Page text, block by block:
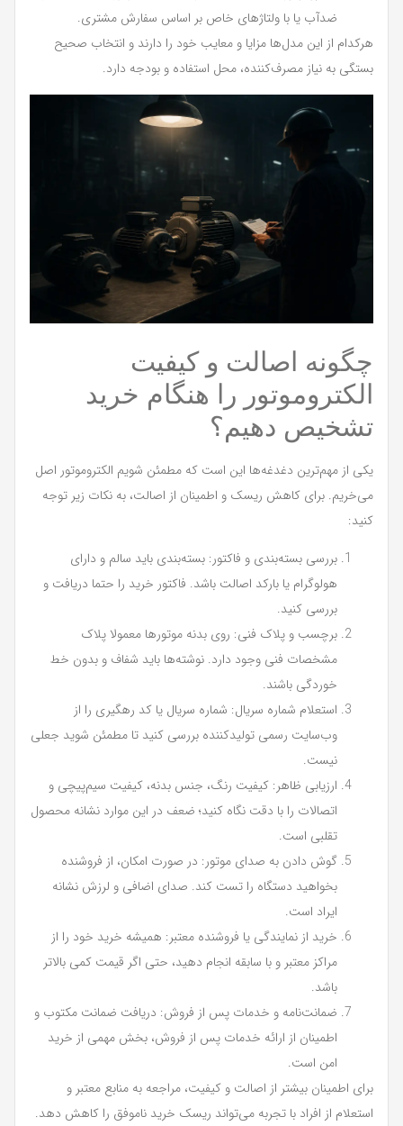
ضدآب یا با ولتاژهای خاص بر اساس سفارش مشتری.
هرکدام از این مدل‌ها مزایا و معایب خود را دارند و انتخاب صحیح
بستگی به نیاز مصرف‌کننده، محل استفاده و بودجه دارد.
چگونه اصالت و کیفیت
الکتروموتور را هنگام خرید
تشخیص دهیم؟
یکی از مهم‌ترین دغدغه‌ها این است که مطمئن شویم الکتروموتور اصل
می‌خریم. برای کاهش ریسک و اطمینان از اصالت، به نکات زیر توجه
کنید:
بررسی بسته‌بندی و فاکتور: بسته‌بندی باید سالم و دارای
هولوگرام یا بارکد اصالت باشد. فاکتور خرید را حتما دریافت و
بررسی کنید.
برچسب و پلاک فنی: روی بدنه موتورها معمولا پلاک
مشخصات فنی وجود دارد. نوشته‌ها باید شفاف و بدون خط
خوردگی باشند.
استعلام شماره سریال: شماره سریال یا کد رهگیری را از
وب‌سایت رسمی تولیدکننده بررسی کنید تا مطمئن شوید جعلی
نیست.
ارزیابی ظاهر: کیفیت رنگ، جنس بدنه، کیفیت سیم‌پیچی و
اتصالات را با دقت نگاه کنید؛ ضعف در این موارد نشانه محصول
تقلبی است.
گوش دادن به صدای موتور: در صورت امکان، از فروشنده
بخواهید دستگاه را تست کند. صدای اضافی و لرزش نشانه
ایراد است.
خرید از نمایندگی یا فروشنده معتبر: همیشه خرید خود را از
مراکز معتبر و با سابقه انجام دهید، حتی اگر قیمت کمی بالاتر
باشد.
ضمانت‌نامه و خدمات پس از فروش: دریافت ضمانت مکتوب و
اطمینان از ارائه خدمات پس از فروش، بخش مهمی از خرید
امن است.
برای اطمینان بیشتر از اصالت و کیفیت، مراجعه به منابع معتبر و
استعلام از افراد با تجربه می‌تواند ریسک خرید ناموفق را کاهش دهد.